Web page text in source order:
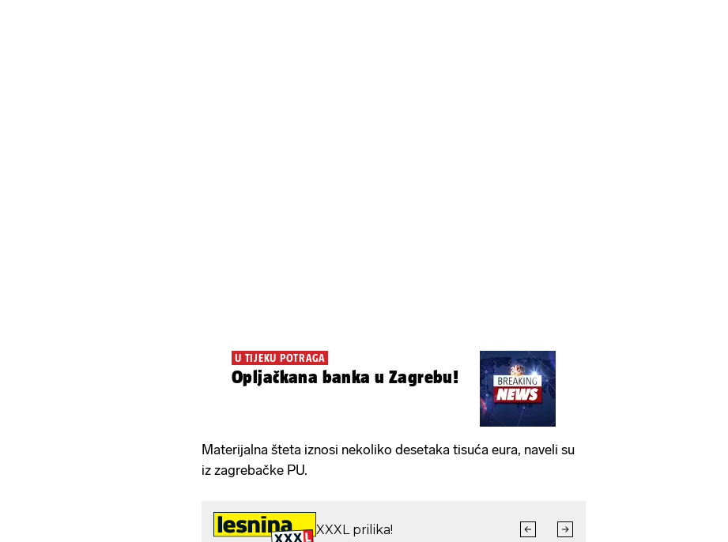
U TIJEKU POTRAGA
Opljačkana banka u Zagrebu!
Materijalna šteta iznosi nekoliko desetaka tisuća eura, naveli su
iz zagrebačke PU.